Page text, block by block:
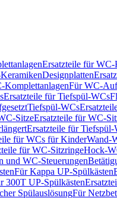
Ersatzteile für WC-
Designplatten
KomplettanlagenFür WC-
Ersatzteile für Tiefspül-WCs
Tiefspül-WCs
SitzeErsatzteile für WC-
Ersatzteile für Tiefspül-
für WCs für KinderWand-
für WC-SitzringeHock-
und WC-Steuerungen
Für Kappa UP-Spülkästen
300T UP-Spülkästen
SpülauslösungFür